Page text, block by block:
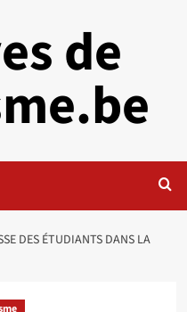
de
DES ÉTUDIANTS DANS LA